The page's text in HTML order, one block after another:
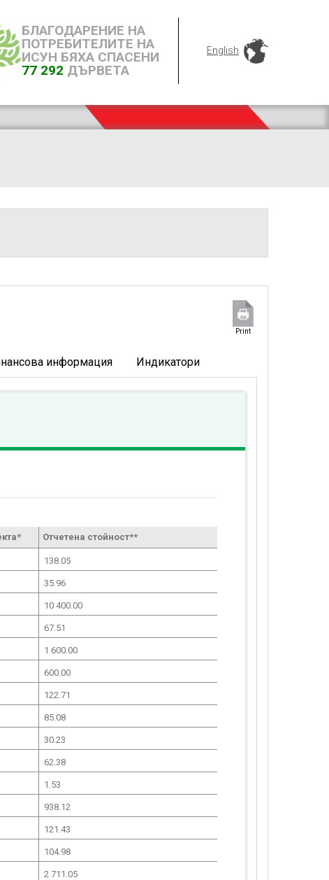
БЛАГОДАРЕНИЕ НА
ПОТРЕБИТЕЛИТЕ НА
ИСУН БЯХА СПАСЕНИ
77 292 ДЪРВЕТА
English
Print
информация Индикатори
Отчетена стойност**
138.05
35.96
10 400.00
67.51
1 600.00
600.00
122.71
85.08
30.23
62.38
1.53
938.12
121.43
104.98
2 711.05